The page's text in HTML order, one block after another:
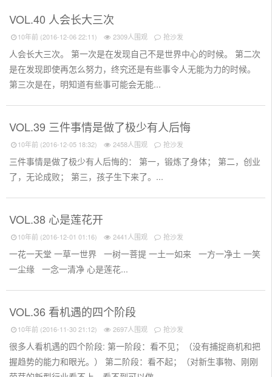
VOL.40 人会长大三次
10年前 (2016-12-06 22:11) 2309人围观 抢沙发
人会长大三次。 第一次是在发现自己不是世界中心的时候。 第二次
是在发现即使再怎么努力，终究还是有些事令人无能为力的时候。
第三次是在，明知道有些事可能会无能...
VOL.39 三件事情是做了极少有人后悔
10年前 (2016-12-05 18:32) 2458人围观 抢沙发
三件事情是做了极少有人后悔的： 第一，锻炼了身体； 第二，创业
了，无论成败； 第三，孩子生下来了。...
VOL.38 心是莲花开
10年前 (2016-12-01 01:16) 2441人围观 抢沙发
一花一天堂 一草一世界 一树一菩提 一土一如来 一方一净土 一笑
一尘缘 一念一清净 心是莲花...
VOL.36 看机遇的四个阶段
10年前 (2016-11-30 21:12) 2697人围观 抢沙发
很多人看机遇的四个阶段: 第一阶段：看不见；（没有捕捉商机和把
握趋势的能力和眼光。） 第二阶段：看不起；（对新生事物、刚刚